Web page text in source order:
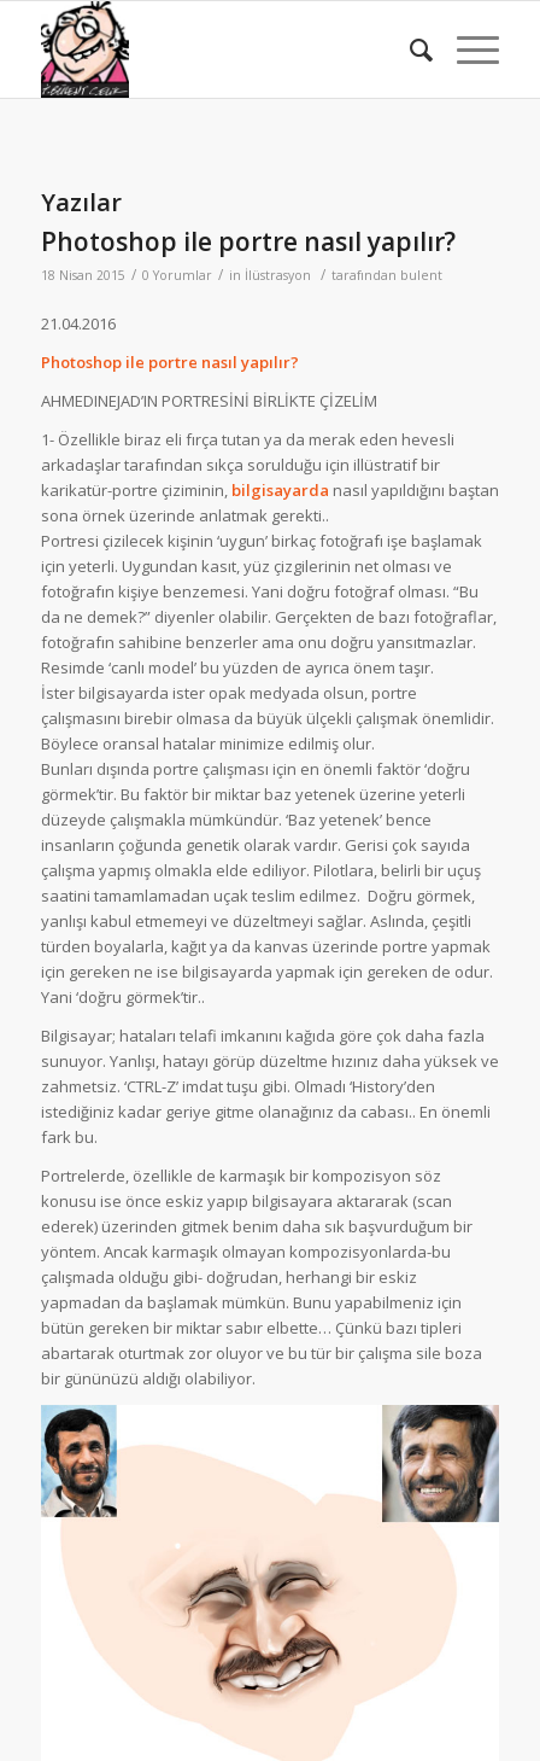
Yazılar
Photoshop ile portre nasıl yapılır?
18 Nisan 2015 / 0 Yorumlar / in İlüstrasyon / tarafından bulent
21.04.2016
Photoshop ile portre nasıl yapılır?
AHMEDINEJAD’IN PORTRESİNİ BİRLİKTE ÇİZELİM
1- Özellikle biraz eli fırça tutan ya da merak eden hevesli
arkadaşlar tarafından sıkça sorulduğu için illüstratif bir
karikatür-portre çiziminin,bilgisayarda nasıl yapıldığını baştan
sona örnek üzerinde anlatmak gerekti..
Portresi çizilecek kişinin ‘uygun’ birkaç fotoğrafı işe başlamak
için yeterli. Uygundan kasıt, yüz çizgilerinin net olması ve
fotoğrafın kişiye benzemesi. Yani doğru fotoğraf olması. “Bu
da ne demek?” diyenler olabilir. Gerçekten de bazı fotoğraflar,
fotoğrafın sahibine benzerler ama onu doğru yansıtmazlar.
Resimde ‘canlı model’ bu yüzden de ayrıca önem taşır.
İster bilgisayarda ister opak medyada olsun, portre
çalışmasını birebir olmasa da büyük ülçekli çalışmak önemlidir.
Böylece oransal hatalar minimize edilmiş olur.
Bunları dışında portre çalışması için en önemli faktör ‘doğru
görmek’tir. Bu faktör bir miktar baz yetenek üzerine yeterli
düzeyde çalışmakla mümkündür. ‘Baz yetenek’ bence
insanların çoğunda genetik olarak vardır. Gerisi çok sayıda
çalışma yapmış olmakla elde ediliyor. Pilotlara, belirli bir uçuş
saatini tamamlamadan uçak teslim edilmez. Doğru görmek,
yanlışı kabul etmemeyi ve düzeltmeyi sağlar. Aslında, çeşitli
türden boyalarla, kağıt ya da kanvas üzerinde portre yapmak
için gereken ne ise bilgisayarda yapmak için gereken de odur.
Yani ‘doğru görmek’tir..
Bilgisayar; hataları telafi imkanını kağıda göre çok daha fazla
sunuyor. Yanlışı, hatayı görüp düzeltme hızınız daha yüksek ve
zahmetsiz. ‘CTRL-Z’ imdat tuşu gibi. Olmadı ‘History’den
istediğiniz kadar geriye gitme olanağınız da cabası.. En önemli
fark bu.
Portrelerde, özellikle de karmaşık bir kompozisyon söz
konusu ise önce eskiz yapıp bilgisayara aktararak (scan
ederek) üzerinden gitmek benim daha sık başvurduğum bir
yöntem. Ancak karmaşık olmayan kompozisyonlarda-bu
çalışmada olduğu gibi- doğrudan, herhangi bir eskiz
yapmadan da başlamak mümkün. Bunu yapabilmeniz için
bütün gereken bir miktar sabır elbette… Çünkü bazı tipleri
abartarak oturtmak zor oluyor ve bu tür bir çalışma sile boza
bir gününüzü aldığı olabiliyor.